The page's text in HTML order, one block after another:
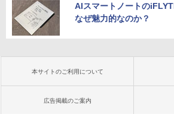
AIスマートノートの
なぜ魅力的なのか？
本サイトのご利用について
広告掲載のご案内